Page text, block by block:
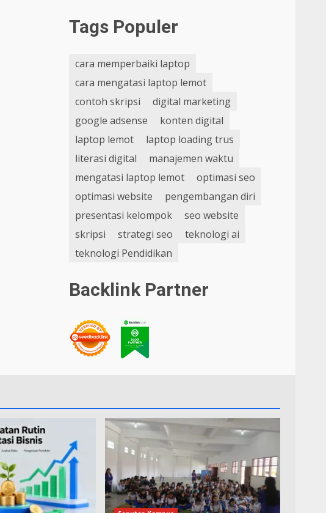
Tags Populer
cara memperbaiki laptop
cara mengatasi laptop lemot
contoh skripsi
digital marketing
google adsense
konten digital
laptop lemot
laptop loading trus
literasi digital
manajemen waktu
mengatasi laptop lemot
optimasi seo
optimasi website
pengembangan diri
presentasi kelompok
seo website
skripsi
strategi seo
teknologi ai
teknologi Pendidikan
Backlink Partner